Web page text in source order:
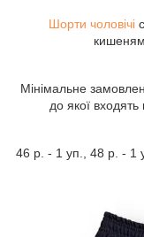
Шорти чоловічі
Мінімальне
до якої
46 р. - 1 уп., 48 р. - 1